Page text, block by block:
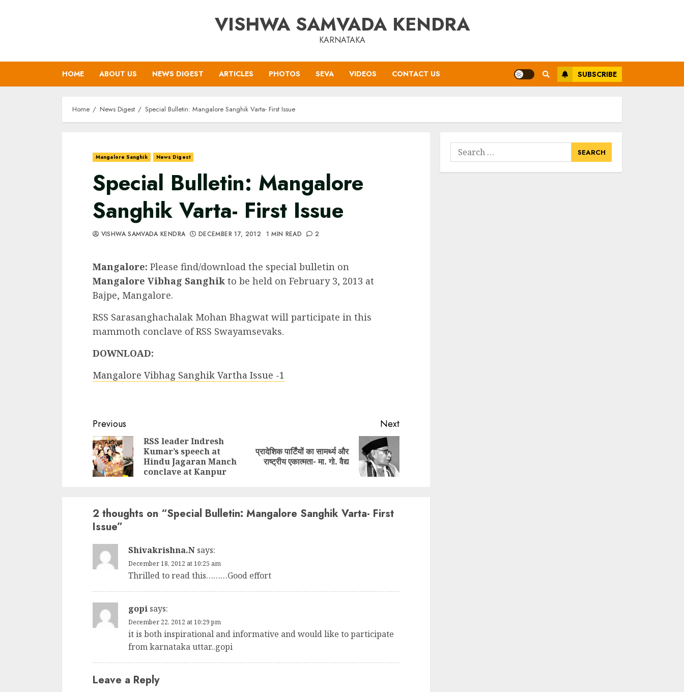
VISHWA SAMVADA KENDRA
KARNATAKA
HOME ABOUT US NEWS DIGEST ARTICLES PHOTOS SEVA VIDEOS CONTACT US SUBSCRIBE
Home News Digest Special Bulletin: Mangalore Sanghik Varta- First Issue
Mangalore Sanghik News Digest
Special Bulletin: Mangalore
Sanghik Varta- First Issue
VISHWA SAMVADA KENDRA DECEMBER 17, 2012 1 MIN READ 2
Mangalore: Please find/download the special bulletin on
Mangalore Vibhag Sanghik to be held on February 3, 2013 at
Bajpe, Mangalore.
RSS Sarasanghachalak Mohan Bhagwat will participate in this
mammoth conclave of RSS Swayamsevaks.
DOWNLOAD:
Mangalore Vibhag Sanghik Vartha Issue -1
Continue
Reading
Previous
Previous
post:
RSS leader Indresh
Kumar’s speech at
Hindu Jagaran Manch
conclave at Kanpur
Next
Next
post:
प्रादेशिक पार्टिंयों का सामर्थ्य और
राष्ट्रीय एकात्मता- मा. गो. वैद्य
2 thoughts on “Special Bulletin: Mangalore Sanghik Varta- First
Issue”
Shivakrishna.N says:
December 18, 2012 at 10:25 am
Thrilled to read this………Good effort
gopi says:
December 22, 2012 at 10:29 pm
it is both inspirational and informative and would like to participate
from karnataka uttar..gopi
Leave a Reply
Search
for: